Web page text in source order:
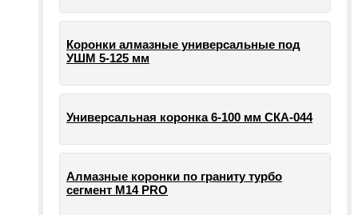
Коронки алмазные универсальные под
УШМ 5-125 мм
Универсальная коронка 6-100 мм СКА-044
Алмазные коронки по граниту турбо
сегмент М14 PRO